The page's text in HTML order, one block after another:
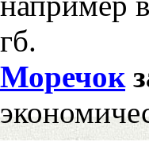
гб.
Моречок